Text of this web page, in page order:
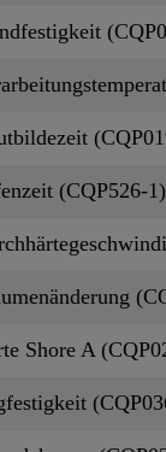
(CQP526-1)
Shore A